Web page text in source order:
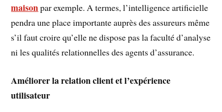
maisonpar exemple. A termes, l’intelligence artificielle
pendra une place importante auprès des assureurs même
s’il faut croire qu’elle ne dispose pas la faculté d’analyse
ni les qualités relationnelles des agents d’assurance.
Améliorer la relation client et l’expérience
utilisateur